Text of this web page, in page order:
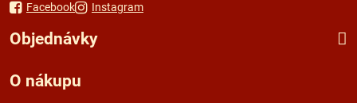
Facebook Instagram
Objednávky
O nákupu